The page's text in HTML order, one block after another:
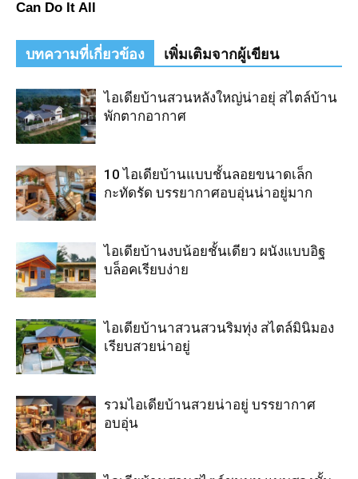
บทความที่เกี่ยวข้อง เพิ่มเติมจากผู้เขียน
ไอเดียบ้านสวนหลังใหญ่น่าอยุ่ สไตล์บ้าน
พักตากอากาศ
10 ไอเดียบ้านแบบชั้นลอยขนาดเล็ก
กะทัดรัด บรรยากาศอบอุ่นน่าอยู่มาก
ไอเดียบ้านงบน้อยชั้นเดียว ผนังแบบอิฐ
บล็อคเรียบง่าย
ไอเดียบ้านาสวนสวนริมทุ่ง สไตล์มินิมอง
เรียบสวยน่าอยู่
รวมไอเดียบ้านสวยน่าอยู่ บรรยากาศ
อบอุ่น